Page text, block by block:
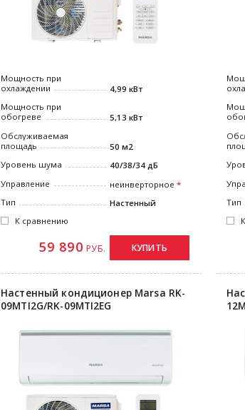
Мощность при
охлаждении
4,99 кВт
Мощность при
обогреве
5,13 кВт
Обслуживаемая
площадь
50 м2
Уровень шума
40/38/34 дБ
Управление
неинверторное
Тип
Настенный
К сравнению
59 890 РУБ. КУПИТЬ
Тип
Настенный кондиционер Marsa RK-
09MTI2G/RK-09MTI2EG